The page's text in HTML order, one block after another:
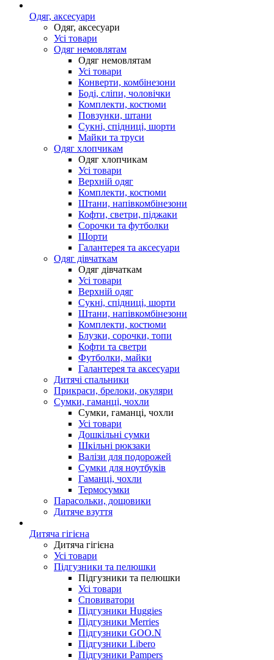
Одяг, аксесуари
Одяг, аксесуари
Усі товари
Одяг немовлятам
Одяг немовлятам
Усі товари
Конверти, комбінезони
Боді, сліпи, чоловічки
Комплекти, костюми
Повзунки, штани
Сукні, спідниці, шорти
Майки та труси
Одяг хлопчикам
Одяг хлопчикам
Усі товари
Верхній одяг
Комплекти, костюми
Штани, напівкомбінезони
Кофти, светри, піджаки
Сорочки та футболки
Шорти
Галантерея та аксесуари
Одяг дівчаткам
Одяг дівчаткам
Усі товари
Верхній одяг
Сукні, спідниці, шорти
Штани, напівкомбінезони
Комплекти, костюми
Блузки, сорочки, топи
Кофти та светри
Футболки, майки
Галантерея та аксесуари
Дитячі спальники
Прикраси, брелоки, окуляри
Сумки, гаманці, чохли
Сумки, гаманці, чохли
Усі товари
Дошкільні сумки
Шкільні рюкзаки
Валізи для подорожей
Сумки для ноутбуків
Гаманці, чохли
Термосумки
Парасольки, дощовики
Дитяче взуття
Дитяча гігієна
Дитяча гігієна
Усі товари
Підгузники та пелюшки
Підгузники та пелюшки
Усі товари
Сповиватори
Підгузники Huggies
Підгузники Merries
Підгузники GOO.N
Підгузники Libero
Підгузники Pampers